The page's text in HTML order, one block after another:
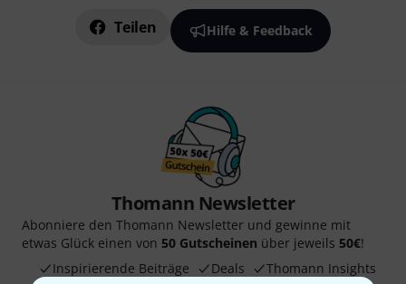
Teilen Hilfe & Feedback
Thomann Newsletter
Abonniere den Thomann Newsletter und gewinne mit
etwas Glück einen von 50 Gutscheinen über jeweils 50€!
Inspirierende Beiträge
Deals Thomann Insights